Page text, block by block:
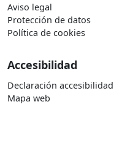
Aviso legal
Protección de datos
Política de cookies
Accesibilidad
Declaración accesibilidad
Mapa web